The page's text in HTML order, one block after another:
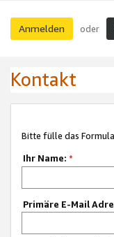
Anmelden oder
Kontakt
Bitte fülle das
Ihr Name: *
Primäre E-Mail